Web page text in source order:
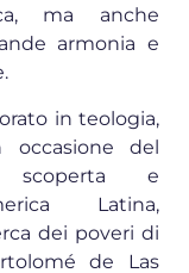
ma anche
armonia e
in teologia,
occasione del
scoperta e
Latina,
dei poveri di
de Las